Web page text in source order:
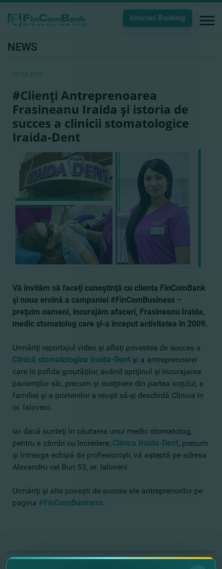
Internet Banking
NEWS
27.04.2022
#Clienţi Antreprenoarea
Frasineanu Iraida şi istoria de
succes a clinicii stomatologice
Iraida-Dent
Vă invităm să faceţi cunoştinţă cu clienta FinComBank
şi noua eroină a campaniei #FinComBusiness –
preţuim oameni, încurajăm afaceri, Frasineanu Iraida,
medic stomatolog care şi-a început activitatea în 2009.
Urmăriţi reportajul video şi aflaţi povestea de succes a
Clinicii stomatologice Iraida-Dent şi a antreprenoarei
care în pofida greutăţilor, având sprijinul şi încurajarea
pacienţilor săi, precum şi susţinere din partea soţului, a
familiei şi a prietenilor a reuşit să-şi deschidă Clinica în
or. Ialoveni.
Iar dacă sunteţi în căutarea unui medic stomatolog,
pentru a zâmbi cu încredere, Clinica Iraida-Dent, precum
şi întreaga echipă de profesionişti, vă aşteptă pe adresa
Alexandru cel Bun 53, or. Ialoveni.
Urmăriţi şi alte poveşti de succes ale antreprenorilor pe
pagina #FinComBusiness.